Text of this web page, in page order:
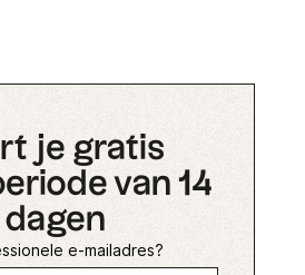
je gratis
van 14
dagen
e-mailadres?